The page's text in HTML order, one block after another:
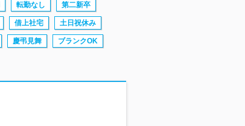
転勤なし 第二新卒
借上社宅 土日祝休み
慶弔見舞 ブランクOK